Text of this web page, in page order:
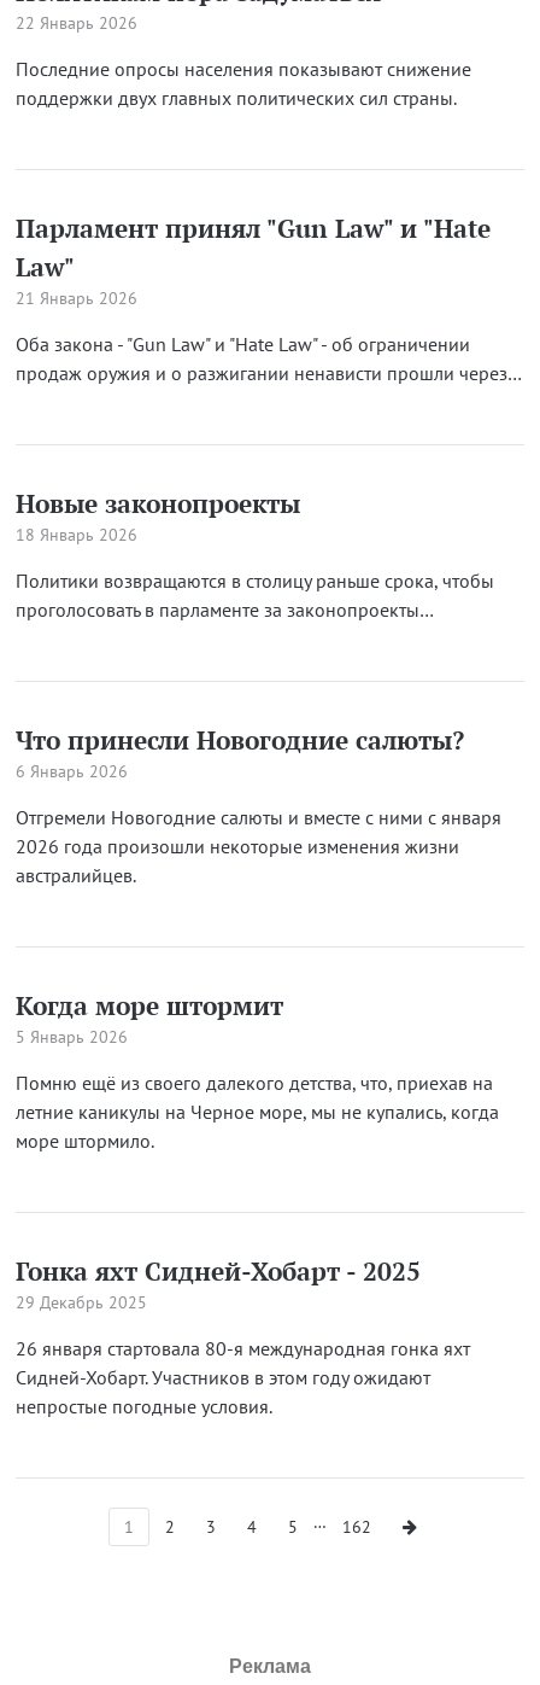
22 Январь 2026
Последние опросы населения показывают снижение
поддержки двух главных политических сил страны.
Парламент принял "Gun Law" и "Hate
Law"
21 Январь 2026
Оба закона - "Gun Law" и "Hate Law" - об ограничении
продаж оружия и о разжигании ненависти прошли через…
Новые законопроекты
18 Январь 2026
Политики возвращаются в столицу раньше срока, чтобы
проголосовать в парламенте за законопроекты…
Что принесли Новогодние салюты?
6 Январь 2026
Отгремели Новогодние салюты и вместе с ними с января
2026 года произошли некоторые изменения жизни
австралийцев.
Когда море штормит
5 Январь 2026
Помню ещё из своего далекого детства, что, приехав на
летние каникулы на Черное море, мы не купались, когда
море штормило.
Гонка яхт Сидней-Хобарт - 2025
29 Декабрь 2025
26 января стартовала 80-я международная гонка яхт
Сидней-Хобарт. Участников в этом году ожидают
непростые погодные условия.
1 2 3 4 5 … 162
Реклама